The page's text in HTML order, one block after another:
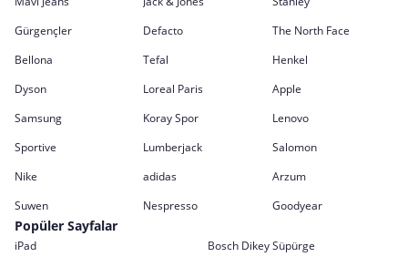
Gürgençler
Defacto
The North Face
Bellona
Tefal
Henkel
Dyson
Loreal Paris
Apple
Samsung
Koray Spor
Lenovo
Sportive
Lumberjack
Salomon
Nike
adidas
Arzum
Suwen
Nespresso Goodyear
Popüler Sayfalar
iPad
Bosch Dikey Süpürge